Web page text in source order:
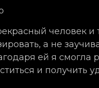
человек и
а не
ей я смогла
и получить